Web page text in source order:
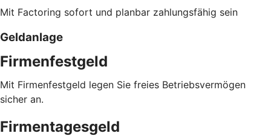
Mit Factoring sofort und planbar zahlungsfähig sein
Geldanlage
Firmenfestgeld
Mit Firmenfestgeld legen Sie freies Betriebsvermögen
sicher an.
Firmentagesgeld